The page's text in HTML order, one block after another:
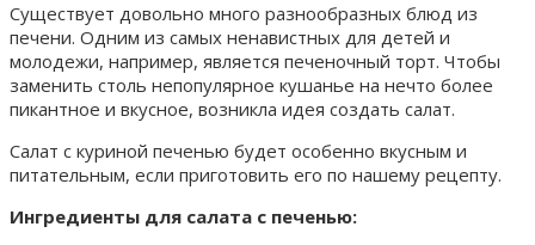
Существует довольно много разнообразных блюд из
печени. Одним из самых ненавистных для детей и
молодежи, например, является печеночный торт. Чтобы
заменить столь непопулярное кушанье на нечто более
пикантное и вкусное, возникла идея создать салат.
Салат с куриной печенью будет особенно вкусным и
питательным, если приготовить его по нашему рецепту.
Ингредиенты для салата с печенью: